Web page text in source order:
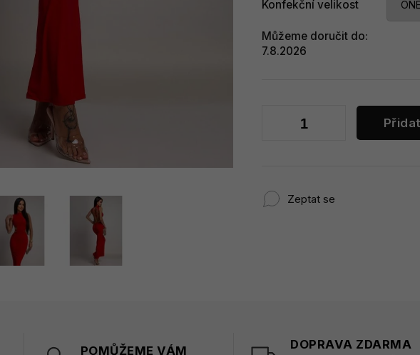
Konfekční velikost
Můžeme doručit do:
7.8.2026
Zeptat se
POMŮŽEME VÁM DOPRAVA ZDARMA